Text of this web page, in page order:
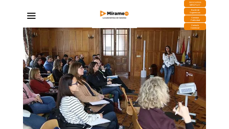
DESCARGA
MIRAPLAY
Buzón de
Sugerencias
Contratar
Publicidad
Contacto
Comercial